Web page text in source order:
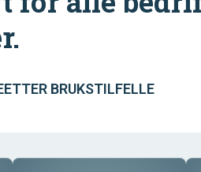
ETTER BRUKSTILFELLE